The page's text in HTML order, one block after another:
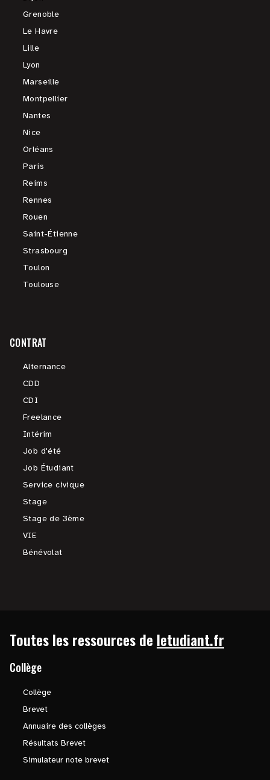
Grenoble
Le Havre
Lille
Lyon
Marseille
Montpellier
Nantes
Nice
Orléans
Paris
Reims
Rennes
Rouen
Saint-Étienne
Strasbourg
Toulon
Toulouse
CONTRAT
Alternance
CDD
CDI
Freelance
Intérim
Job d'été
Job Étudiant
Service civique
Stage
Stage de 3ème
VIE
Bénévolat
Toutes les ressources de letudiant.fr
Collège
Collège
Brevet
Annuaire des collèges
Résultats Brevet
Simulateur note brevet